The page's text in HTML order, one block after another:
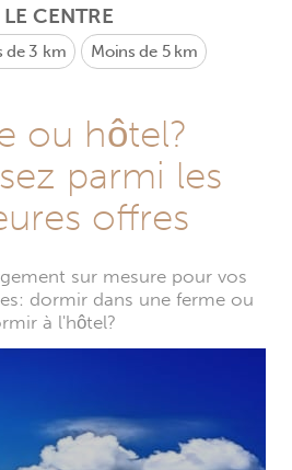
CENTRE
de 3 km Moins de 5 km
ou hôtel?
parmi les
offres
sur mesure pour vos
dormir dans une ferme ou
à l'hôtel?